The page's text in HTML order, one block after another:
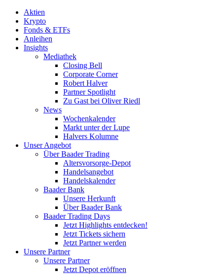
Aktien
Krypto
Fonds & ETFs
Anleihen
Insights
Mediathek
Closing Bell
Corporate Corner
Robert Halver
Partner Spotlight
Zu Gast bei Oliver Riedl
News
Wochenkalender
Markt unter der Lupe
Halvers Kolumne
Unser Angebot
Über Baader Trading
Altersvorsorge-Depot
Handelsangebot
Handelskalender
Baader Bank
Unsere Herkunft
Über Baader Bank
Baader Trading Days
Jetzt Highlights entdecken!
Jetzt Tickets sichern
Jetzt Partner werden
Unsere Partner
Unsere Partner
Jetzt Depot eröffnen